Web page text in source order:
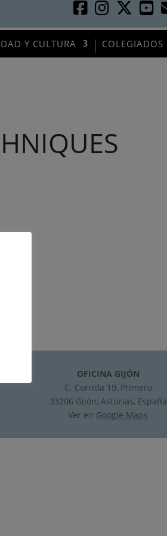
Y CULTURA COLEGIADOS
OFICINA GIJÓN
C. Corrida 19, Primero
33206 Gijón, Asturias, España
Ver en Google Maps